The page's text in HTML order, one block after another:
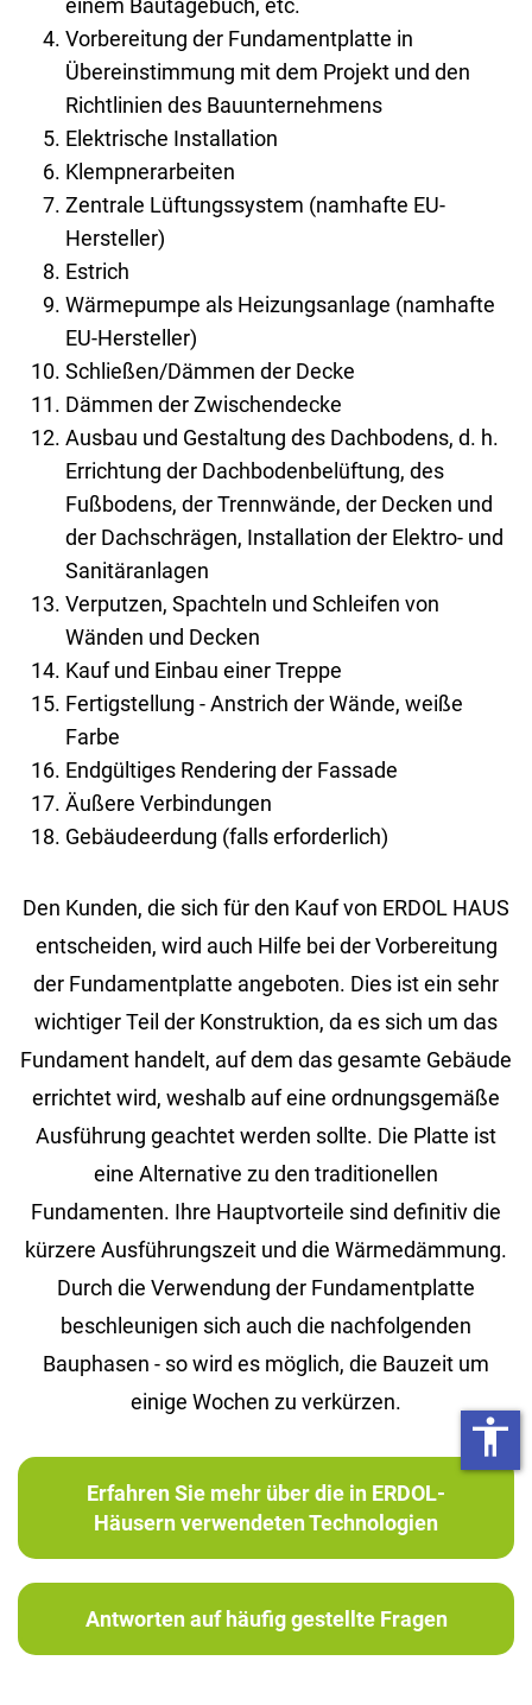
einem Bautagebuch, etc.
Vorbereitung der Fundamentplatte in
Übereinstimmung mit dem Projekt und den
Richtlinien des Bauunternehmens
Elektrische Installation
Klempnerarbeiten
Zentrale Lüftungssystem (namhafte EU-
Hersteller)
Estrich
Wärmepumpe als Heizungsanlage (namhafte
EU-Hersteller)
Schließen/Dämmen der Decke
Dämmen der Zwischendecke
Ausbau und Gestaltung des Dachbodens, d. h.
Errichtung der Dachbodenbelüftung, des
Fußbodens, der Trennwände, der Decken und
der Dachschrägen, Installation der Elektro- und
Sanitäranlagen
Verputzen, Spachteln und Schleifen von
Wänden und Decken
Kauf und Einbau einer Treppe
Fertigstellung - Anstrich der Wände, weiße
Farbe
Endgültiges Rendering der Fassade
Äußere Verbindungen
Gebäudeerdung (falls erforderlich)
Den Kunden, die sich für den Kauf von ERDOL HAUS
entscheiden, wird auch Hilfe bei der Vorbereitung
der Fundamentplatte angeboten. Dies ist ein sehr
wichtiger Teil der Konstruktion, da es sich um das
Fundament handelt, auf dem das gesamte Gebäude
errichtet wird, weshalb auf eine ordnungsgemäße
Ausführung geachtet werden sollte. Die Platte ist
eine Alternative zu den traditionellen
Fundamenten. Ihre Hauptvorteile sind definitiv die
kürzere Ausführungszeit und die Wärmedämmung.
Durch die Verwendung der Fundamentplatte
beschleunigen sich auch die nachfolgenden
Bauphasen - so wird es möglich, die Bauzeit um
einige Wochen zu verkürzen.
Erfahren Sie mehr über die in ERDOL-
Häusern verwendeten Technologien
Antworten auf häufig gestellte Fragen
accessibility